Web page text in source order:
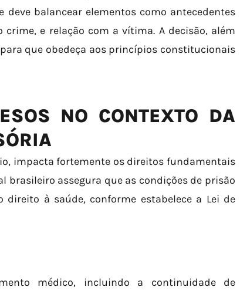
deve balancear elementos como antecedentes
e relação com a vítima. A decisão, além
que obedeça aos princípios constitucionais
NO CONTEXTO DA
impacta fortemente os direitos fundamentais
brasileiro assegura que as condições de prisão
à saúde, conforme estabelece a Lei de
médico, incluindo a continuidade de